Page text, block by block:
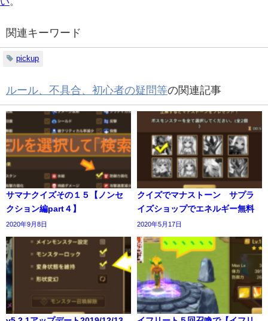
関連キーワード
pickup
ルール、不具合、初心者の疑問等の関連記事
サマナクイズその１５【ノンセ
クション編part４】
2020年9月8日
クイズでマナストーン サプラ
イズショップでエネルギー無料
2020年5月17日